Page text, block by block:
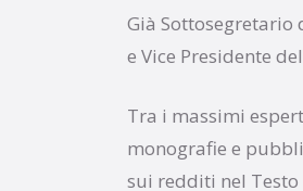
Già Sottosegretario
e Vice Presidente
Tra i massimi
monografie e
sui redditi nel Testo